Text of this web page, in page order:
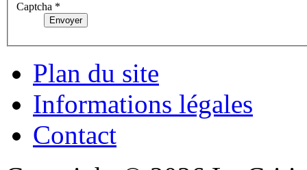
Captcha *
Envoyer
Plan du site
Informations légales
Contact